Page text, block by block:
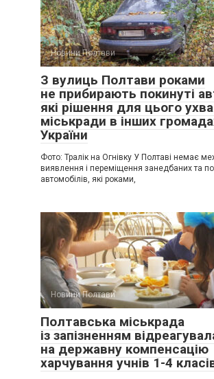
Новини Полтави
З вулиць Полтави роками
не прибирають покинуті
які рішення для цього
міськради в інших
України
Фото: Тралік на Огнівку У Полтаві немає
виявлення і переміщення занедбаних та
автомобілів, які роками,
Новини Полтави
Полтавська міськрада
із запізненням
на державну компенсацію
харчування учнів 1-4